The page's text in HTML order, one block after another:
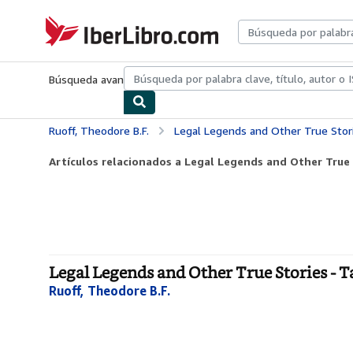
IberLibro.com
Búsqueda avanzadaColecciones Libros antiguosArte y
Ruoff, Theodore B.F. Legal Legends and Other True
Artículos relacionados a Legal Legends and Other True
Legal Legends and Other True Stories -
Ruoff, Theodore B.F.